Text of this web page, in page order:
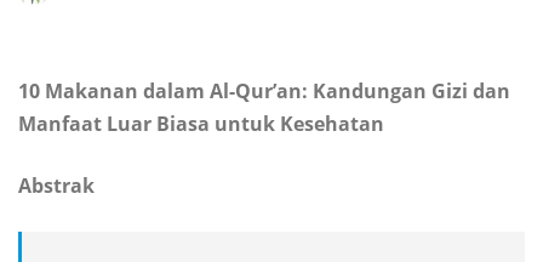
10 Makanan dalam Al-Qur’an: Kandungan Gizi dan
Manfaat Luar Biasa untuk Kesehatan
Abstrak